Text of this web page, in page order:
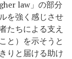
law」の部分
を強く感じさせ
たちによる支え
と）を示そうと
りと届ける助け